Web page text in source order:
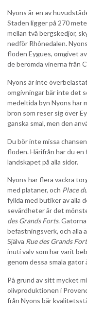
Nyons är en av
Staden ligger på 270
mellan två bergskedjor,
nedför Rhônedalen.
floden Eygues, omgivet
de berömda vinerna från
Nyons är inte
omgivningar bär inte det
medeltida byn Nyons har
bron som reser sig över
ganska smal, men den
Du bör inte missa
floden. Härifrån har du
landskapet på alla sidor.
Nyons har flera vackra
med plataner, och Place
fyllda med butiker av alla
sevärdheter är det
des Grands Forts.
befästningsverk, och alla
Själva Rue des Grands
inuti valv som har varit
genom dessa smala
På grund av sitt mycket
olivproduktionen i
från Nyons bär